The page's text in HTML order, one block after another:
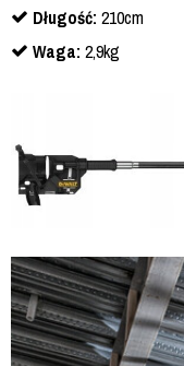
Długość: 210cm
Waga: 2,9kg